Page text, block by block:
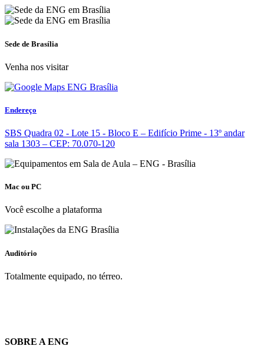
Sede de Brasília
Venha nos visitar
Endereço
SBS Quadra 02 - Lote 15 - Bloco E – Edifício Prime - 13º andar
sala 1303 – CEP: 70.070-120
Mac ou PC
Você escolhe a plataforma
Auditório
Totalmente equipado, no térreo.
SOBRE A ENG